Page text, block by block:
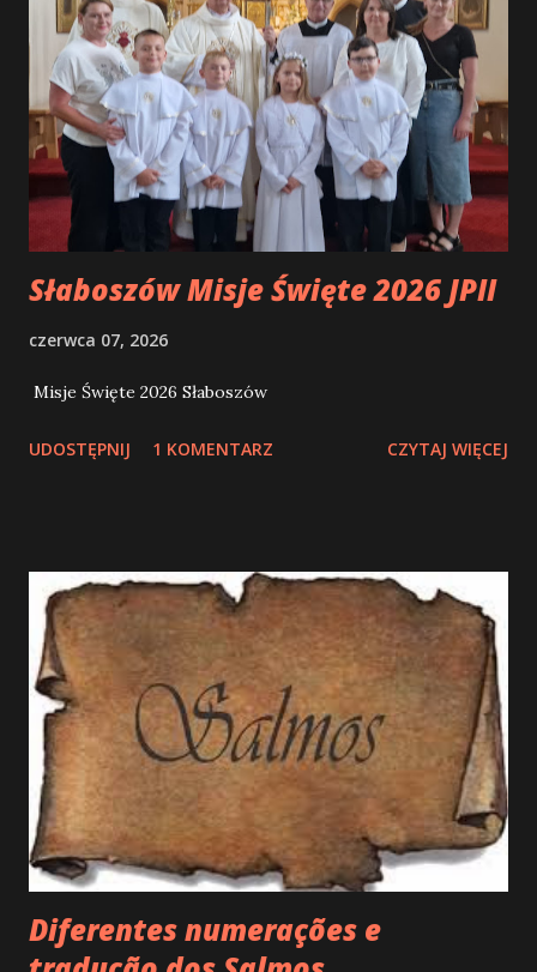
passa a frente... Do que sinto, de como estou e do que
preciso, Maria passa a frente... Do que me sobra e do que
me falta, Maria passa a frente... De tudo aquilo que já fiz,
Maria passa a frente... De tudo que ainda me resta fazer e
ser, Maria passa a frente... Da minha luta contra o pecado,
Maria passa a frente... Da minha v...
Słaboszów Misje Święte 2026 JPII
czerwca 07, 2026
Misje Święte 2026 Słaboszów
UDOSTĘPNIJ 1 KOMENTARZ CZYTAJ WIĘCEJ
Diferentes numerações e